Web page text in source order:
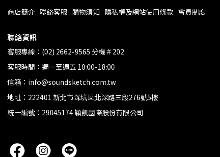
商店簡介 聯絡客服 購物須知 隱私權及網站使用條款 會員制度
聯絡資訊
客服專線：(02) 2662-9565 分機＃202
客服時間：週一至週五 10:00-18:00
信箱：info@soundsketch.com.tw
地址：222401 新北市深坑區北深路三段276號5樓
統一編號：29045174 穎凱國際股份有限公司